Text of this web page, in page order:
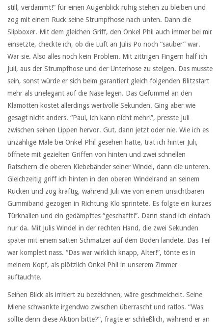
still, verdammt!” für einen Augenblick ruhig stehen zu bleiben und
zog mit einem Ruck seine Strumpfhose nach unten. Dann die
Slipboxer. Mit dem gleichen Griff, den Onkel Phil auch immer bei mir
einsetzte, checkte ich, ob die Luft an Julis Po noch “sauber” war.
War sie. Also alles noch kein Problem. Mit zittrigen Fingern half ich
Juli, aus der Strumpfhose und der Unterhose zu steigen. Das musste
sein, sonst würde er sich beim garantiert gleich folgenden Blitzstart
mehr als unelegant auf die Nase legen. Das Gefummel an den
Klamotten kostet allerdings wertvolle Sekunden. Ging aber wie
gesagt nicht anders. “Paul, ich kann nicht mehr!”, presste Juli
zwischen seinen Lippen hervor. Gut, dann jetzt oder nie. Wie ich es
unzählige Male bei Onkel Phil gesehen hatte, trat ich hinter Juli,
öffnete mit gezielten Griffen von hinten und zwei schnellen
Ratschern die oberen Klebebänder seiner Windel, dann die unteren.
Gleichzeitig griff ich hinten in den oberen Windelrand an seinem
Rücken und zog kräftig, während Juli wie von einem unsichtbaren
Gummiband gezogen in Richtung Klo sprintete. Es folgte ein kurzes
Türknallen und ein gedämpftes “geschafft!”. Dann stand ich einfach
nur da. Mit Julis Windel in der rechten Hand, die zwei Sekunden
später mit einem satten Schmatzer auf dem Boden landete. Das Teil
war komplett nass. “Das war wirklich knapp, Alter!”, tönte es in
meinem Kopf, als plötzlich Onkel Phil in unserem Zimmer
auftauchte.
Seinen Blick als irritiert zu bezeichnen, wäre geschmeichelt. Seine
Miene schwankte irgendwo zwischen überrascht und ratlos. “Was
sollte denn diese Aktion bitte?”, fragte er schließlich, während er an